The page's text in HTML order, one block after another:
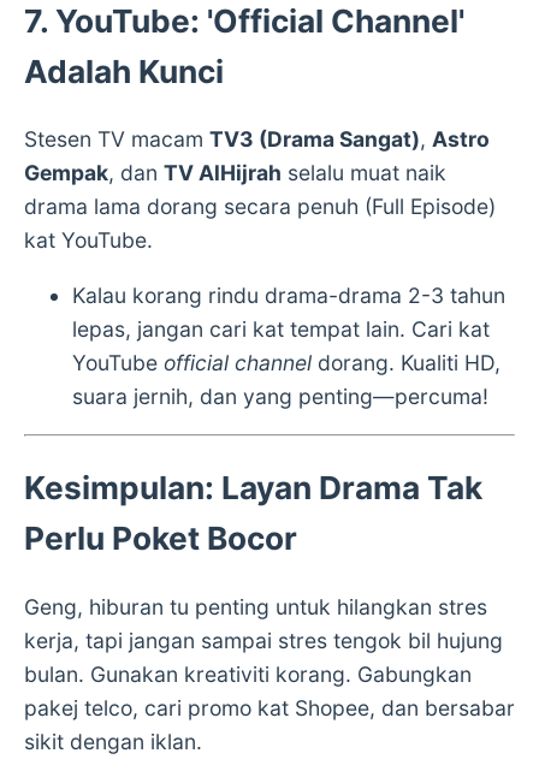
7. YouTube: 'Official Channel'
Adalah Kunci
Stesen TV macam TV3 (Drama Sangat), Astro
Gempak, dan TV AlHijrah selalu muat naik
drama lama dorang secara penuh (Full Episode)
kat YouTube.
Kalau korang rindu drama-drama 2-3 tahun
lepas, jangan cari kat tempat lain. Cari kat
YouTube official channel dorang. Kualiti HD,
suara jernih, dan yang penting—percuma!
Kesimpulan: Layan Drama Tak
Perlu Poket Bocor
Geng, hiburan tu penting untuk hilangkan stres
kerja, tapi jangan sampai stres tengok bil hujung
bulan. Gunakan kreativiti korang. Gabungkan
pakej telco, cari promo kat Shopee, dan bersabar
sikit dengan iklan.